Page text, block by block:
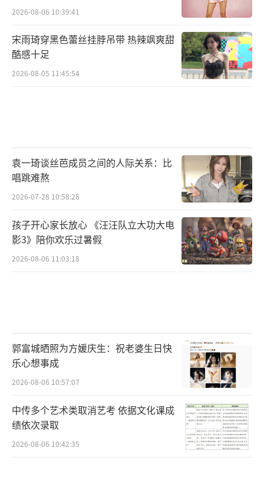
2026-08-06 10:39:41
宋雨琦穿黑色蕾丝挂脖吊带 热辣飒爽甜
酷感十足
2026-08-05 11:45:54
袁一琦谈丝芭成员之间的人际关系：比
唱跳难熬
2026-07-28 10:58:28
孩子开心家长放心 《汪汪队立大功大电
影3》陪你欢乐过暑假
2026-08-06 11:03:18
郭富城晒照为方媛庆生：祝老婆生日快
乐心想事成
2026-08-06 10:57:07
中传多个艺术类取消艺考 依据文化课成
绩依次录取
2026-08-06 10:42:35